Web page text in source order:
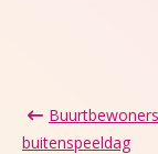
buitenspeeldag